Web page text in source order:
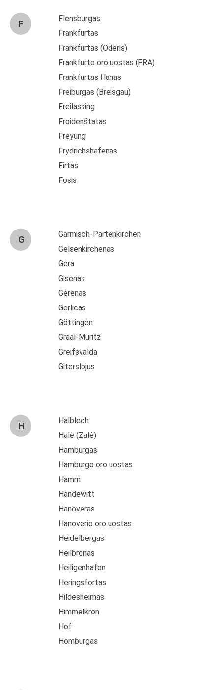
F
Flensburgas
Frankfurtas
Frankfurtas (Oderis)
Frankfurto oro uostas (FRA)
Frankfurtas Hanas
Freiburgas (Breisgau)
Freilassing
Froidenštatas
Freyung
Frydrichshafenas
Firtas
Fosis
G
Garmisch-Partenkirchen
Gelsenkirchenas
Gera
Gisenas
Gėrenas
Gerlicas
Göttingen
Graal-Müritz
Greifsvalda
Giterslojus
H
Halblech
Halė (Zalė)
Hamburgas
Hamburgo oro uostas
Hamm
Handewitt
Hanoveras
Hanoverio oro uostas
Heidelbergas
Heilbronas
Heiligenhafen
Heringsfortas
Hildesheimas
Himmelkron
Hof
Homburgas